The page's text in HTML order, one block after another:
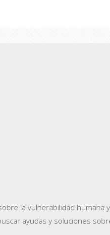
la vulnerabilidad humana
ayudas y soluciones